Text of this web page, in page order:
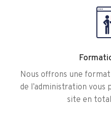
Nous offrons une
de l’administration
site en